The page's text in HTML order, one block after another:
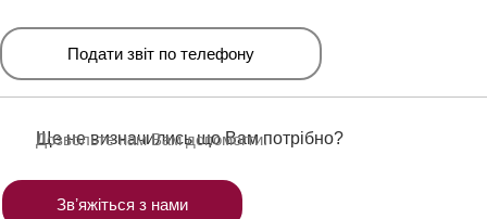
Подати звіт по телефону
Ще не визначились що Вам потрібно?
Дозвольте нам Вам допомогти.
Звʼяжіться з нами